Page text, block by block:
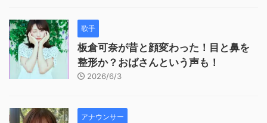
歌手
板倉可奈が昔と顔変わった！目と鼻を
整形か？おばさんという声も！
2026/6/3
アナウンサー